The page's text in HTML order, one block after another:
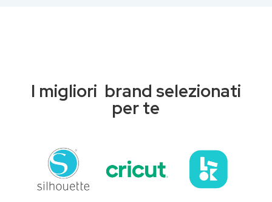
I migliori brand selezionati
per te